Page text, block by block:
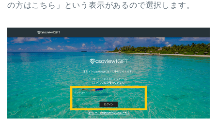
の方はこちら」という表示があるので選択します。